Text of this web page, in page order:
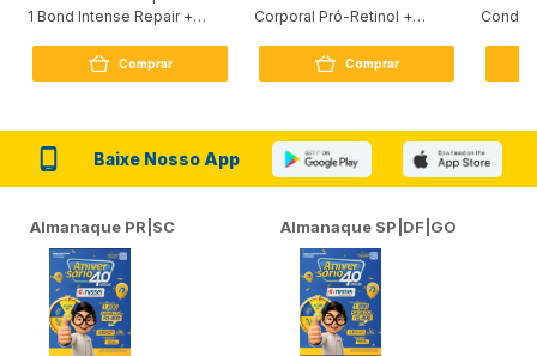
1 Bond Intense Repair +
Comprar
Corporal Pró-Retinol +
Comprar
Baixe Nosso App
Almanaque PR|SC Almanaque SP|DF|GO